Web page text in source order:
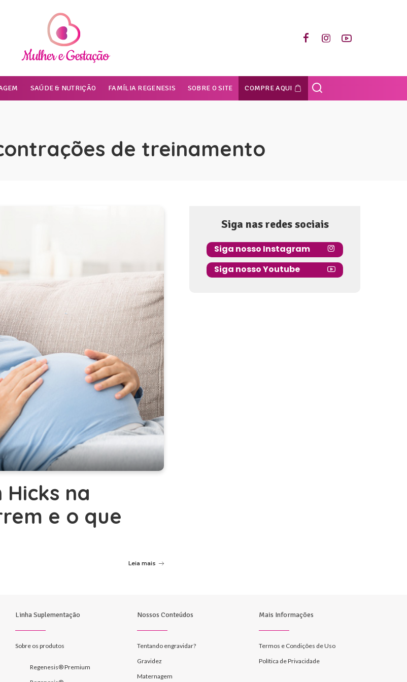
SAÚDE & NUTRIÇÃO FAMÍLIA REGENESIS SOBRE O SITE COMPRE AQUI
de treinamento
na
e o que
Leia mais
Siga nas redes sociais
Siga nosso Instagram
Siga nosso Youtube
Linha Suplementação
Sobre os produtos
Regenesis® Premium
Nossos Conteúdos
Tentando engravidar?
Gravidez
Maternagem
Mais Informações
Termos e Condições de Uso
Política de Privacidade